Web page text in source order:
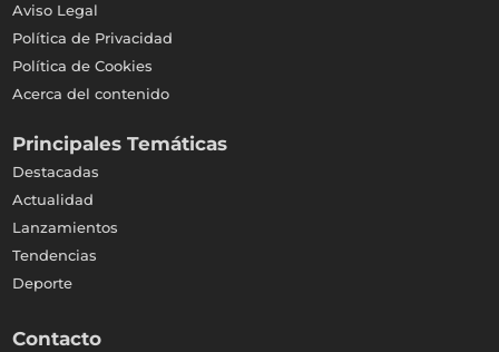
Aviso Legal
Política de Privacidad
Política de Cookies
Acerca del contenido
Principales Temáticas
Destacadas
Actualidad
Lanzamientos
Tendencias
Deporte
Contacto